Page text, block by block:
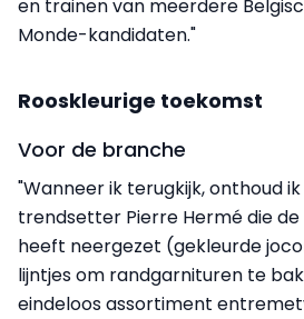
en trainen van meerdere
Monde-kandidaten."
Rooskleurige toekomst
Voor de branche
"Wanneer ik terugkijk, onthoud
trendsetter Pierre Hermé die
heeft neergezet (gekleurde
lijntjes om randgarnituren te
eindeloos assortiment